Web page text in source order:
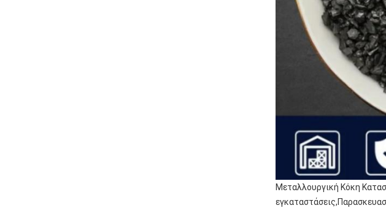
Μεταλλουργική Κόκη